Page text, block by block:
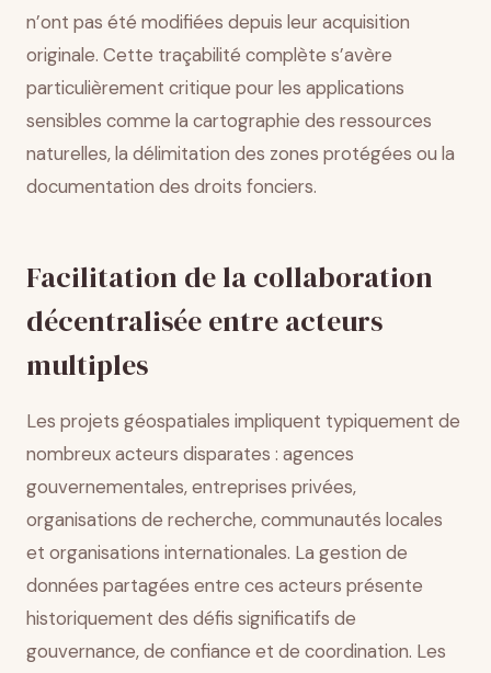
n’ont pas été modifiées depuis leur acquisition
originale. Cette traçabilité complète s’avère
particulièrement critique pour les applications
sensibles comme la cartographie des ressources
naturelles, la délimitation des zones protégées ou la
documentation des droits fonciers.
Facilitation de la collaboration
décentralisée entre acteurs
multiples
Les projets géospatiales impliquent typiquement de
nombreux acteurs disparates : agences
gouvernementales, entreprises privées,
organisations de recherche, communautés locales
et organisations internationales. La gestion de
données partagées entre ces acteurs présente
historiquement des défis significatifs de
gouvernance, de confiance et de coordination. Les